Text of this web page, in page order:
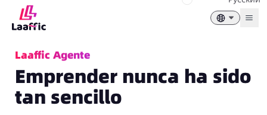
Laaffic Agente
Emprender nunca ha sido
tan sencillo